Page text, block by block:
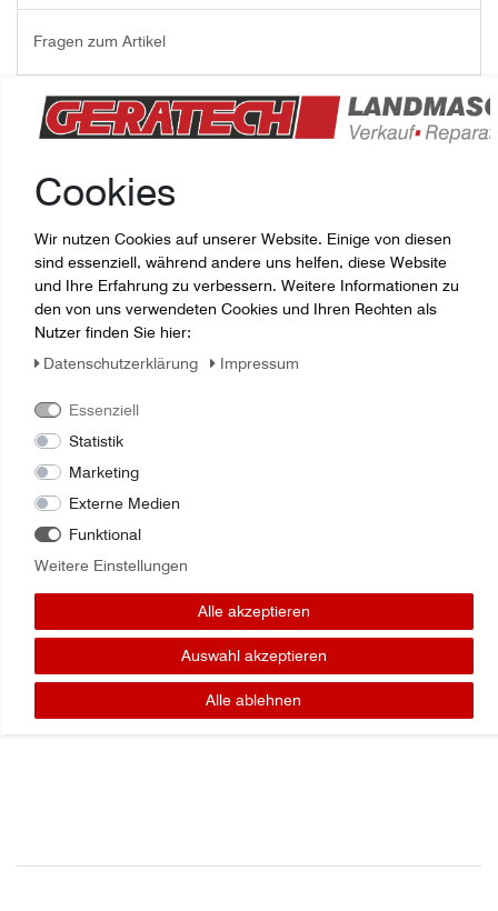
Fragen zum Artikel
ZYLINDER DW M20X80X1,5 NACHLAUFACHSE BPW
J1563NN13, JOSKIN GÜLLEFASS DRAKKAR
Zuletzt angesehene Artikel:
ZYLINDER DW M20X80X1,5
NACHLAUFACHSE BPW J1563NN13 Joskin
Cookies
Wir nutzen Cookies auf unserer Website. Einige von diesen
sind essenziell, während andere uns helfen, diese Website
und Ihre Erfahrung zu verbessern. Weitere Informationen zu
den von uns verwendeten Cookies und Ihren Rechten als
Nutzer finden Sie hier:
Daten­schutz­erklärung
Impressum
Essenziell
Statistik
Marketing
Externe Medien
Funktional
Weitere Einstellungen
Alle akzeptieren
Auswahl akzeptieren
Alle ablehnen